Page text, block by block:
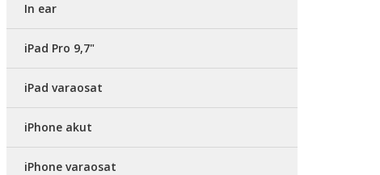
In ear
iPad Pro 9,7"
iPad varaosat
iPhone akut
iPhone varaosat